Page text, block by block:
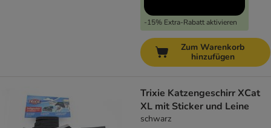
-15% Extra-Rabatt aktivieren
Zum Warenkorb
hinzufügen
Trixie Katzengeschirr XCat
XL mit Sticker und Leine
schwarz